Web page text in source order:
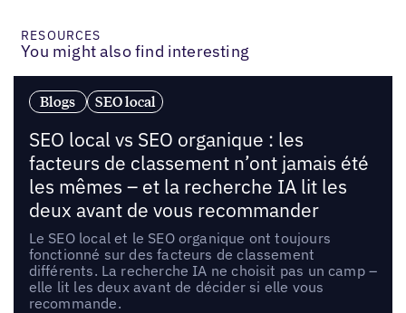
RESOURCES
You might also find interesting
Blogs SEO local
SEO local vs SEO organique : les
facteurs de classement n’ont jamais été
les mêmes – et la recherche IA lit les
deux avant de vous recommander
Le SEO local et le SEO organique ont toujours
fonctionné sur des facteurs de classement
différents. La recherche IA ne choisit pas un camp –
elle lit les deux avant de décider si elle vous
recommande.